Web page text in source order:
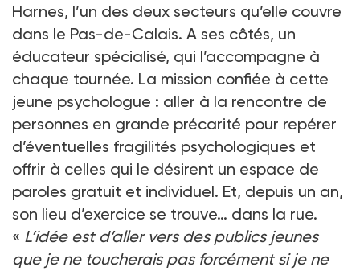
Harnes, l’un des deux secteurs qu’elle couvre
dans le Pas-de-Calais. A ses côtés, un
éducateur spécialisé, qui l’accompagne à
chaque tournée. La mission confiée à cette
jeune psychologue : aller à la rencontre de
personnes en grande précarité pour repérer
d’éventuelles fragilités psychologiques et
offrir à celles qui le désirent un espace de
paroles gratuit et individuel. Et, depuis un an,
son lieu d’exercice se trouve… dans la rue.
« L’idée est d’aller vers des publics jeunes
que je ne toucherais pas forcément si je ne